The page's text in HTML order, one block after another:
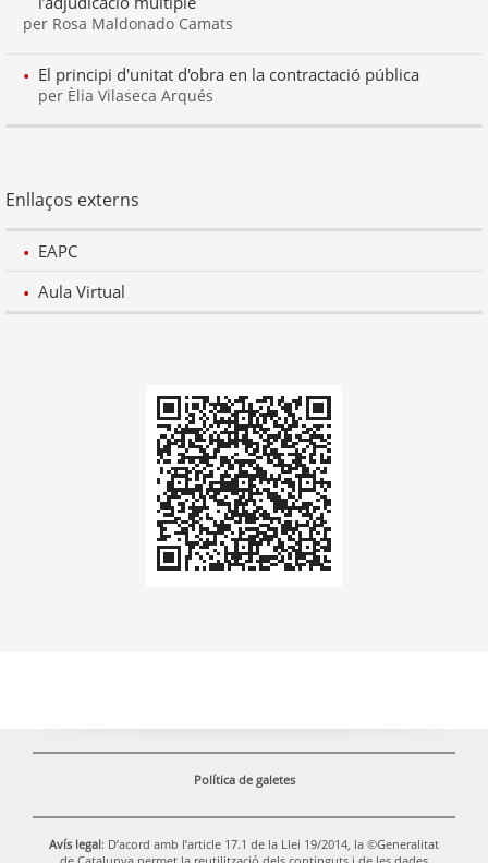
per Rosa Maldonado Camats
El principi d'unitat d'obra en la contractació pública
per Èlia Vilaseca Arqués
Enllaços externs
EAPC
Aula Virtual
Política de galetes
Avís legal: D’acord amb l’article 17.1 de la Llei 19/2014, la ©Generalitat